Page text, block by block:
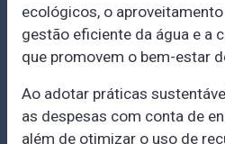
ecológicos, o
gestão eficiente da água e a
que promovem o bem-estar
Ao adotar práticas
as despesas com conta de
além de otimizar o uso de